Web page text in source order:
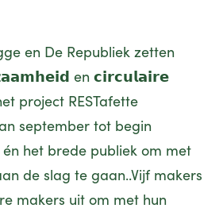
en De Republiek zetten
en 𝗰𝗶𝗿𝗰𝘂𝗹𝗮𝗶𝗿𝗲
project RESTafette
september tot begin
het brede publiek om met
de slag te gaan..Vijf makers
makers uit om met hun